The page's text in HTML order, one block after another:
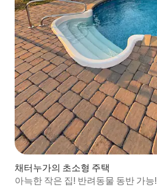
채터누가의 초소형 주택
아늑한 작은 집! 반려동물 동반 가능!